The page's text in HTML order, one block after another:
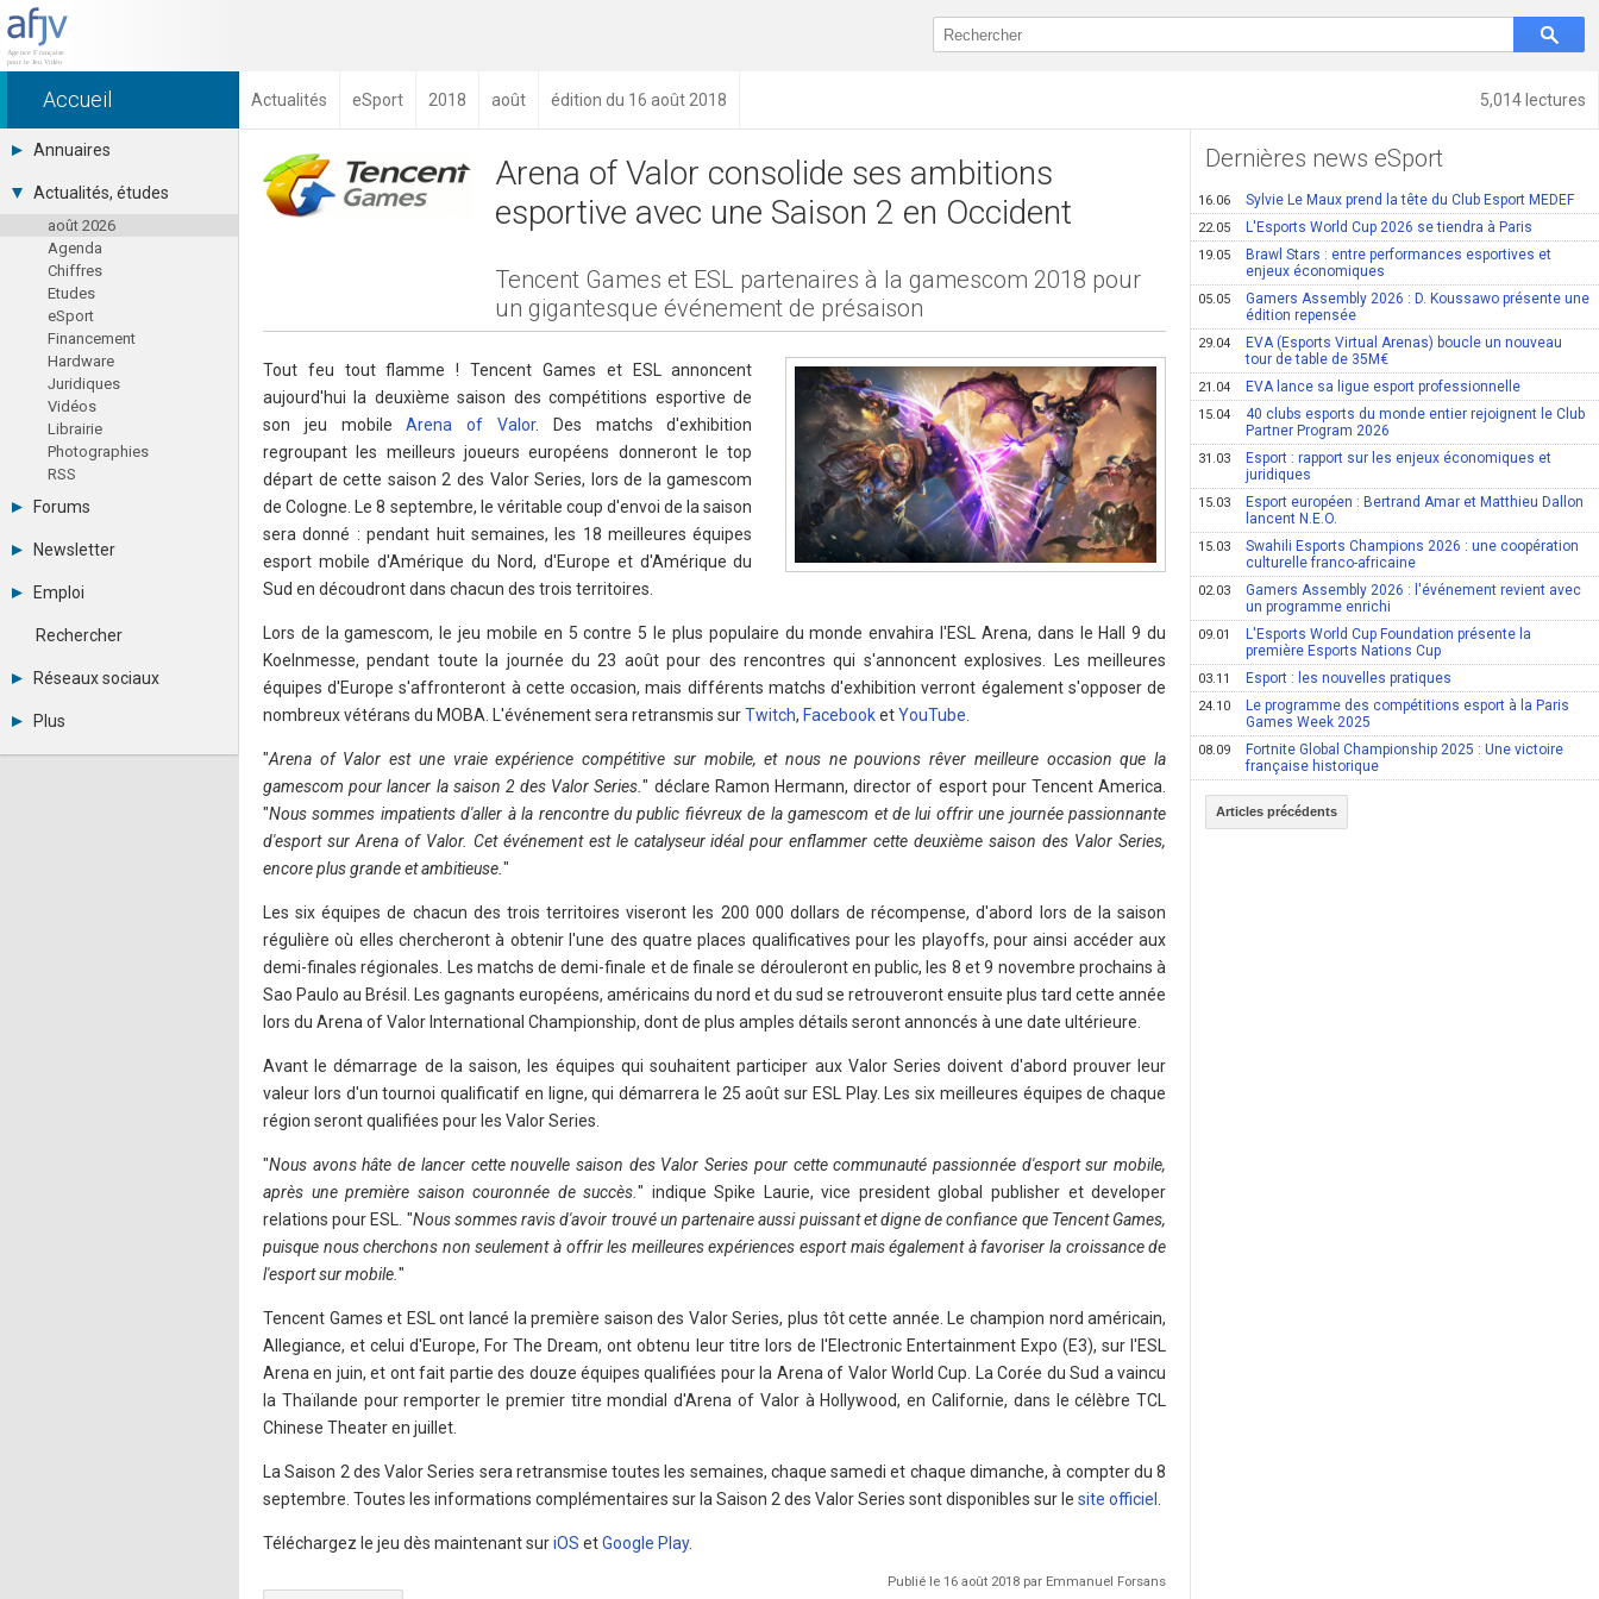
5,014 lectures
Accueil Actualités eSport 2018 août édition du 16 août 2018
Annuaires
Toutes les sociétés (691)
Studios (418)
Editeurs (49)
Distributeurs (16)
Hard. / Accessoires (10)
Middlewares (15)
Prestataires (99)
Assoc. / Syndicats (21)
Formations / Ecoles (46)
Presse spécialisée (17)
Actualités, études
août 2026
Agenda
Chiffres
Etudes
eSport
Financement
Hardware
Juridiques
Vidéos
Librairie
Photographies
RSS
Forums
Tous les forums
Se connecter
Messages privés
Contacter un modérateur
Newsletter
Archives
Abonnement
Emploi
Consulter les annonces
Observatoire de l'emploi
Rechercher
Réseaux sociaux
LinkedIn
Plus
Annonceurs
Arena of Valor consolide ses ambitions
esportive avec une Saison 2 en Occident
Tencent Games et ESL partenaires à la gamescom 2018 pour
un gigantesque événement de présaison
Tout feu tout flamme ! Tencent Games et ESL annoncent
aujourd'hui la deuxième saison des compétitions esportive de
son jeu mobileArena of Valor. Des matchs d'exhibition
regroupant les meilleurs joueurs européens donneront le top
départ de cette saison 2 des Valor Series, lors de la gamescom
de Cologne. Le 8 septembre, le véritable coup d'envoi de la saison
sera donné : pendant huit semaines, les 18 meilleures équipes
esport mobile d'Amérique du Nord, d'Europe et d'Amérique du
Sud en découdront dans chacun des trois territoires.
Lors de la gamescom, le jeu mobile en 5 contre 5 le plus populaire du monde envahira l'ESL Arena, dans le Hall 9 du
Koelnmesse, pendant toute la journée du 23 août pour des rencontres qui s'annoncent explosives. Les meilleures
équipes d'Europe s'affronteront à cette occasion, mais différents matchs d'exhibition verront également s'opposer de
nombreux vétérans du MOBA. L'événement sera retransmis surTwitch, FacebooketYouTube
"Arena of Valor est une vraie expérience compétitive sur mobile, et nous ne pouvions rêver meilleure occasion que la
gamescom pour lancer la saison 2 des Valor Series." déclare Ramon Hermann, director of esport pour Tencent America.
"Nous sommes impatients d'aller à la rencontre du public fiévreux de la gamescom et de lui offrir une journée passionnante
d'esport sur Arena of Valor. Cet événement est le catalyseur idéal pour enflammer cette deuxième saison des Valor Series,
encore plus grande et ambitieuse. "
Les six équipes de chacun des trois territoires viseront les 200 000 dollars de récompense, d'abord lors de la saison
régulière où elles chercheront à obtenir l'une des quatre places qualificatives pour les playoffs, pour ainsi accéder aux
demi-finales régionales. Les matchs de demi-finale et de finale se dérouleront en public, les 8 et 9 novembre prochains à
Sao Paulo au Brésil. Les gagnants européens, américains du nord et du sud se retrouveront ensuite plus tard cette année
lors du Arena of Valor International Championship, dont de plus amples détails seront annoncés à une date ultérieure.
Avant le démarrage de la saison, les équipes qui souhaitent participer aux Valor Series doivent d'abord prouver leur
valeur lors d'un tournoi qualificatif en ligne, qui démarrera le 25 août sur ESL Play. Les six meilleures équipes de chaque
région seront qualifiées pour les Valor Series.
"Nous avons hâte de lancer cette nouvelle saison des Valor Series pour cette communauté passionnée d'esport sur mobile,
après une première saison couronnée de succès." indique Spike Laurie, vice president global publisher et developer
relations pour ESL. "Nous sommes ravis d'avoir trouvé un partenaire aussi puissant et digne de confiance que Tencent Games,
puisque nous cherchons non seulement à offrir les meilleures expériences esport mais également à favoriser la croissance de
l'esport sur mobile. "
Tencent Games et ESL ont lancé la première saison des Valor Series, plus tôt cette année. Le champion nord américain,
Allegiance, et celui d'Europe, For The Dream, ont obtenu leur titre lors de l'Electronic Entertainment Expo (E3), sur l'ESL
Arena en juin, et ont fait partie des douze équipes qualifiées pour la Arena of Valor World Cup. La Corée du Sud a vaincu
la Thaïlande pour remporter le premier titre mondial d'Arena of Valor à Hollywood, en Californie, dans le célèbre TCL
Chinese Theater en juillet.
La Saison 2 des Valor Series sera retransmise toutes les semaines, chaque samedi et chaque dimanche, à compter du 8
septembre. Toutes les informations complémentaires sur la Saison 2 des Valor Series sont disponibles sur le site officiel
Téléchargez le jeu dès maintenant suriOS etGoogle Play.
Publié le 16 août 2018 par Emmanuel Forsans
Dernières news eSport
16.06 Sylvie Le Maux prend la tête du Club Esport MEDEF
22.05 L'Esports World Cup 2026 se tiendra à Paris
19.05
Brawl Stars : entre performances esportives et
enjeux économiques
05.05
Gamers Assembly 2026 : D. Koussawo présente une
édition repensée
29.04
EVA (Esports Virtual Arenas) boucle un nouveau
tour de table de 35M€
21.04 EVA lance sa ligue esport professionnelle
15.04
40 clubs esports du monde entier rejoignent le Club
Partner Program 2026
31.03
Esport : rapport sur les enjeux économiques et
juridiques
15.03
Esport européen : Bertrand Amar et Matthieu Dallon
lancent N.E.O.
15.03
Swahili Esports Champions 2026 : une coopération
culturelle franco-africaine
02.03
Gamers Assembly 2026 : l'événement revient avec
un programme enrichi
09.01
L'Esports World Cup Foundation présente la
première Esports Nations Cup
03.11 Esport : les nouvelles pratiques
24.10
Le programme des compétitions esport à la Paris
Games Week 2025
08.09
Fortnite Global Championship 2025 : Une victoire
française historique
Articles précédents